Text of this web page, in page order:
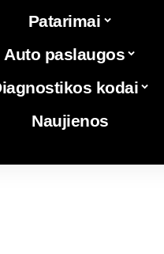
Patarimai
Auto paslaugos
kodai
Naujienos